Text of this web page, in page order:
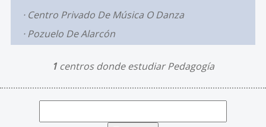
Centro Privado De Música O Danza
Pozuelo De Alarcón
1 centros donde estudiar Pedagogía